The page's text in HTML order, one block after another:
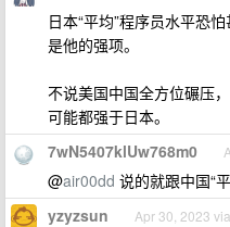
日本“平均”程序员水平恐
是他的强项。
不说美国中国全方位碾压
可能都强于日本。
7wN5407klUw768m0
@air00dd 说的就跟中国“
yzyzsun Apr 30, 2023